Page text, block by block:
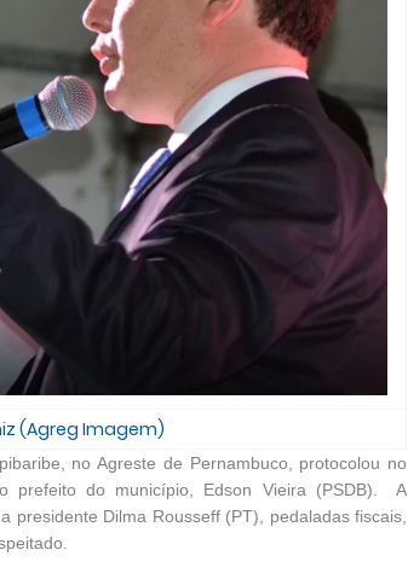
(Agreg Imagem)
no Agreste de Pernambuco, protocolou no
prefeito do município, Edson Vieira (PSDB). A
Dilma Rousseff (PT), pedaladas fiscais,